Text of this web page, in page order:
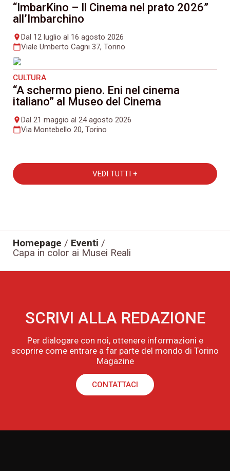
“ImbarKino – Il Cinema nel prato 2026”
all’Imbarchino
placeDal 12 luglio al 16 agosto 2026
calendar_todayViale Umberto Cagni 37, Torino
CULTURA
“A schermo pieno. Eni nel cinema
italiano” al Museo del Cinema
placeDal 21 maggio al 24 agosto 2026
calendar_todayVia Montebello 20, Torino
VEDI TUTTI +
Homepage / Eventi /
Capa in color ai Musei Reali
SCRIVI ALLA REDAZIONE
Per dialogare con noi, ottenere informazioni e
scoprire come entrare a far parte del mondo di Torino
Magazine
CONTATTACI